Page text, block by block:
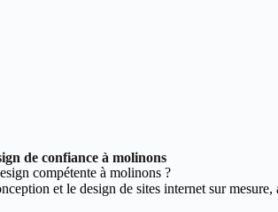
de confiance à molinons
compétente à molinons ?
et le design de sites internet sur mesure,